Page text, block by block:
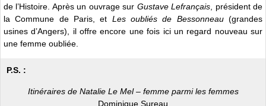
de l’Histoire. Après un ouvrage sur Gustave Lefrançais , président de
la Commune de Paris, et Les oubliés de Bessonneau(grandes
usines d’Angers), il offre encore une fois ici un regard nouveau sur
une femme oubliée.
P.S. :
Itinéraires de Natalie Le Mel – femme parmi les femmes
Dominique Sureau